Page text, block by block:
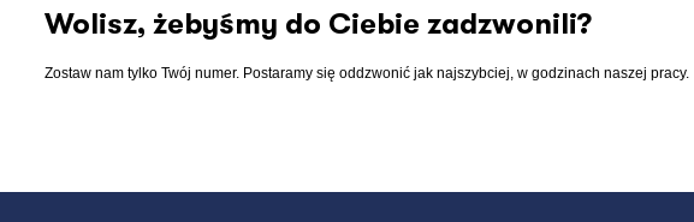
Wolisz, żebyśmy do Ciebie zadzwonili?
Zostaw nam tylko Twój numer. Postaramy się oddzwonić jak najszybciej, w godzinach naszej pracy.